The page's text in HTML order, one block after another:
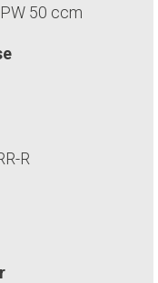
50 ccm
R